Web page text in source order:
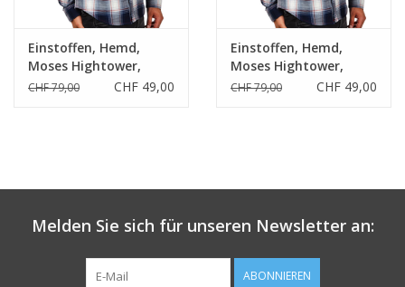
Einstoffen, Hemd,
Moses Hightower,
blau, L
CHF 79,00 CHF 49,00
Einstoffen, Hemd,
Moses Hightower,
blau, S
CHF 79,00 CHF 49,00
Melden Sie sich für unseren Newsletter an:
ABONNIEREN